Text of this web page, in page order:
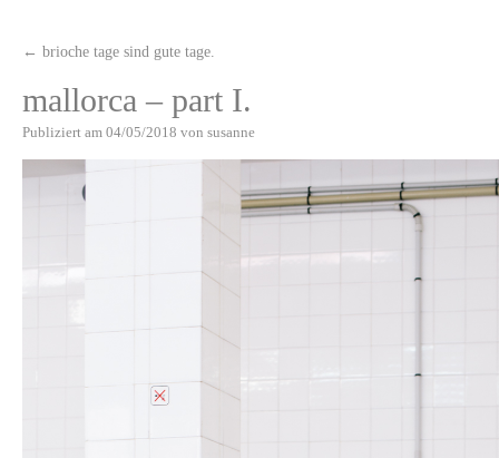
← brioche tage sind gute tage.
mallorca – part I.
Publiziert am 04/05/2018 von susanne